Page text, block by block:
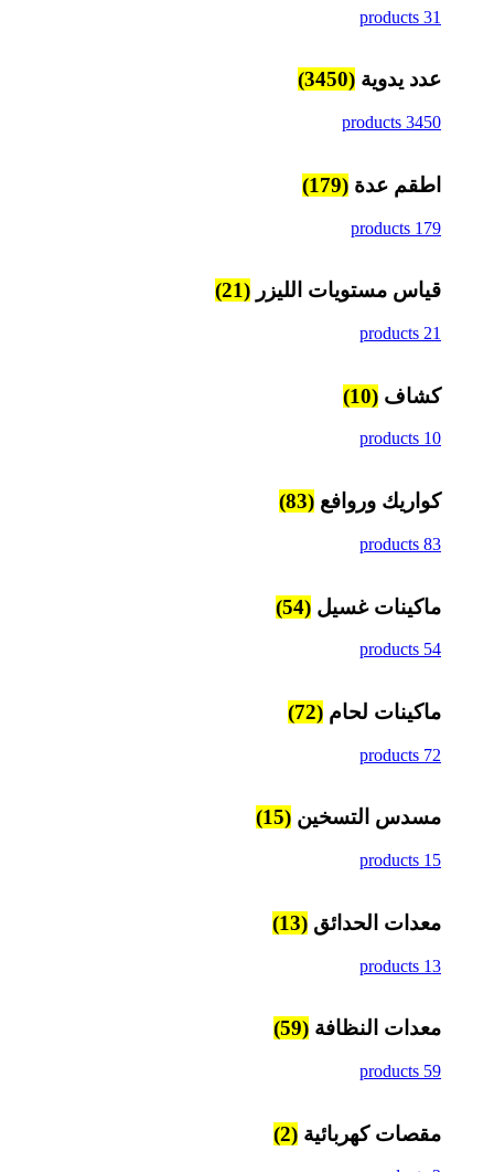
31 products
عدد يدوية (3450)
3450 products
اطقم عدة (179)
179 products
قياس مستويات الليزر (21)
21 products
كشاف (10)
10 products
كواريك وروافع (83)
83 products
ماكينات غسيل (54)
54 products
ماكينات لحام (72)
72 products
مسدس التسخين (15)
15 products
معدات الحدائق (13)
13 products
معدات النظافة (59)
59 products
مقصات كهربائية (2)